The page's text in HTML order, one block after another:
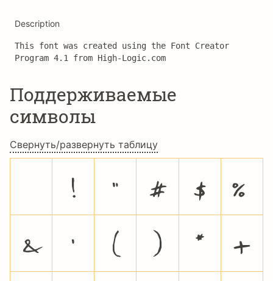
Description
This font was created using the Font Creator
Program 4.1 from High-Logic.com
Поддерживаемые
символы
Свернуть/развернуть таблицу
! " # $ %
& ' ( ) * +